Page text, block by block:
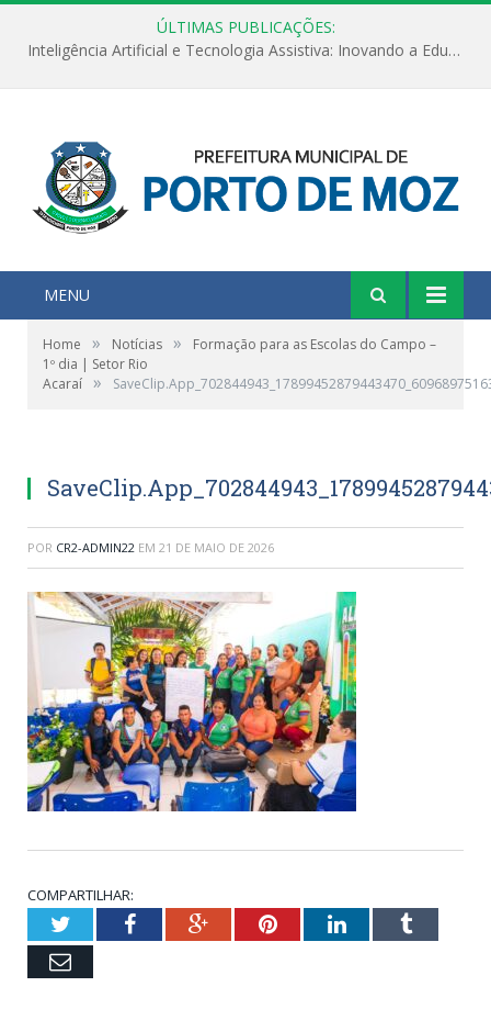
ÚLTIMAS PUBLICAÇÕES:
Inteligência Artificial e Tecnologia Assistiva: Inovando a Educação Especial e Inclusiva
MENU
Home » Notícias »
Formação para as Escolas do Campo –
1º dia | Setor Rio
Acaraí »
POR CR2-ADMIN22 EM 21 DE MAIO DE 2026
COMPARTILHAR:
TwitterFacebookGoogle+PinterestLinkedInTumblr
Email